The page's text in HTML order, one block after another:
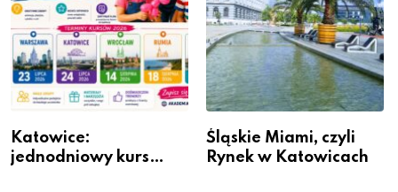
Katowice:
jednodniowy kurs
Śląskie Miami, czyli
Rynek w Katowicach